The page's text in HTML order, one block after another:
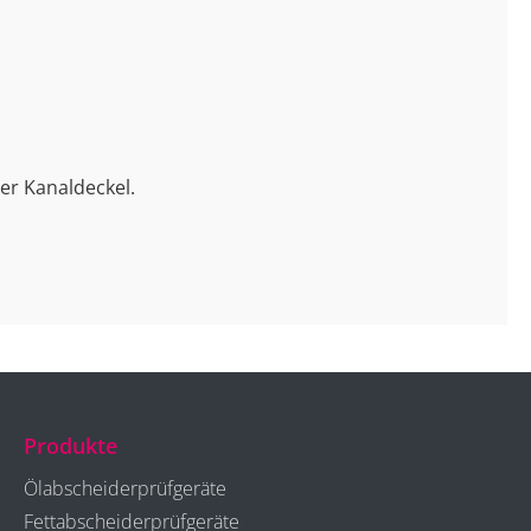
Kanaldeckel.
Produkte
Ölabscheiderprüfgeräte
Fettabscheiderprüfgeräte